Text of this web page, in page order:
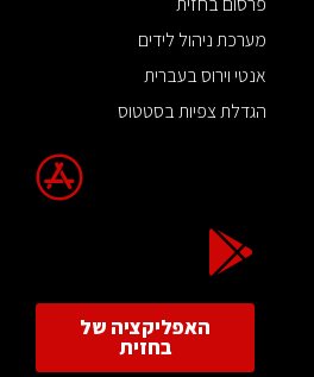
מערכת ניהול לידים
אנטי וירוס בעברית
הגדלת צפיות בסטטוס
האפליקציה של
בחזית